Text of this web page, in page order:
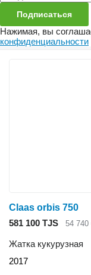
Подписаться
Нажимая, вы
конфиденциальности
Claas orbis 750
581 100 TJS
54 740
Жатка кукурузная
2017